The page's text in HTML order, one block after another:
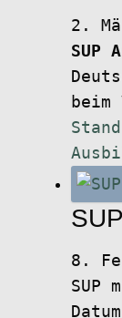
2.
SUP
beim
8.
SUP